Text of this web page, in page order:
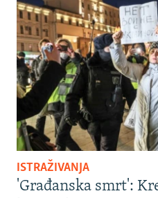
ISTRAŽIVANJA
'Građanska smrt':